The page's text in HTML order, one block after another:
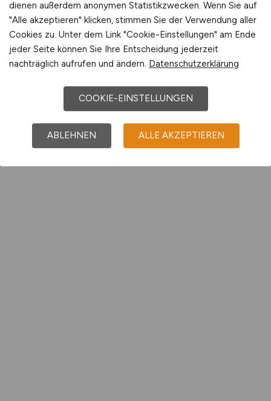
dienen außerdem anonymen Statistikzwecken. Wenn Sie auf
"Alle akzeptieren" klicken, stimmen Sie der Verwendung aller
Cookies zu. Unter dem Link "Cookie-Einstellungen" am Ende
jeder Seite können Sie Ihre Entscheidung jederzeit
nachträglich aufrufen und ändern. Datenschutzerklärung
COOKIE-EINSTELLUNGEN
ABLEHNEN ALLE AKZEPTIEREN